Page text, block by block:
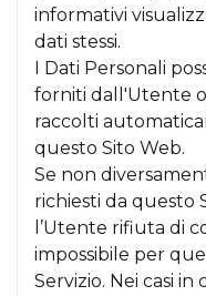
informativi
dati stessi.
I Dati Personali
forniti dall'Utente
raccolti
questo Sito Web.
Se non
richiesti da questo
l’Utente rifiuta di
impossibile per
Servizio. Nei casi